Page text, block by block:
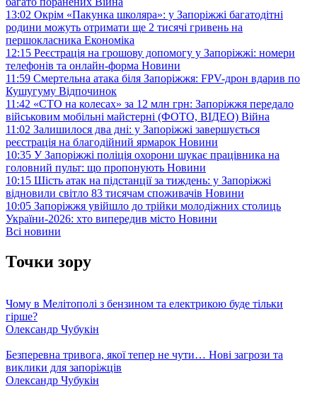
13:02 Окрім «Пакунка школяра»: у Запоріжжі багатодітні
родини можуть отримати ще 2 тисячі гривень на
першокласника Економіка
12:15 Реєстрація на грошову допомогу у Запоріжжі: номери
телефонів та онлайн-форма Новини
11:59 Смертельна атака біля Запоріжжя: FPV-дрон вдарив по
Кушугуму Відпочинок
11:42 «СТО на колесах» за 12 млн грн: Запоріжжя передало
військовим мобільні майстерні (ФОТО, ВІДЕО) Війна
11:02 Залишилося два дні: у Запоріжжі завершується
реєстрація на благодійний ярмарок Новини
10:35 У Запоріжжі поліція охорони шукає працівника на
головний пульт: що пропонують Новини
10:15 Шість атак на підстанції за тиждень: у Запоріжжі
відновили світло 83 тисячам споживачів Новини
10:05 Запоріжжя увійшло до трійки молодіжних столиць
України-2026: хто випередив місто Новини
Всі новини
Точки зору
Чому в Мелітополі з бензином та електрикою буде тільки
гірше?
Олександр Чубукін
Безперевна тривога, якої тепер не чути… Нові загрози та
виклики для запоріжців
Олександр Чубукін